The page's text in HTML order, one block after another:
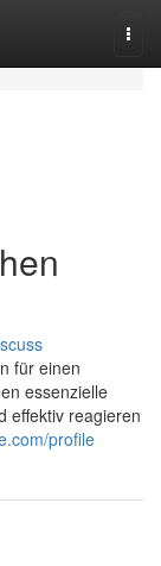
für einen
essenzielle
effektiv reagieren
profile